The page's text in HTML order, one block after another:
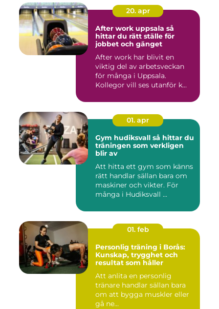
20. apr
After work uppsala så
hittar du rätt ställe för
jobbet och gänget
After work har blivit en
viktig del av arbetsveckan
för många i Uppsala.
Kollegor vill ses utanför k...
01. apr
Gym hudiksvall så hittar du
träningen som verkligen
blir av
Att hitta ett gym som känns
rätt handlar sällan bara om
maskiner och vikter. För
många i Hudiksvall ...
01. feb
Personlig träning i Borås:
Kunskap, trygghet och
resultat som håller
Att anlita en personlig
tränare handlar sällan bara
om att bygga muskler eller
gå ne...